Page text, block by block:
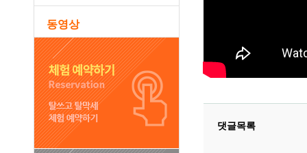
동영상
댓글목록